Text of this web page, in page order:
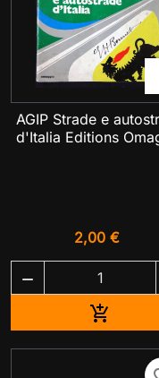
AGIP Strade e
d'Italia Editions
2,00 €

